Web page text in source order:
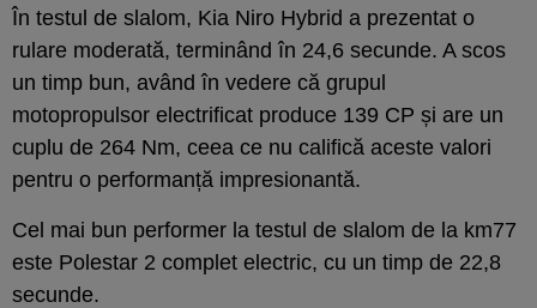
În testul de slalom, Kia Niro Hybrid a prezentat o
rulare moderată, terminând în 24,6 secunde. A scos
un timp bun, având în vedere că grupul
motopropulsor electrificat produce 139 CP și are un
cuplu de 264 Nm, ceea ce nu califică aceste valori
pentru o performanță impresionantă.
Cel mai bun performer la testul de slalom de la km77
este Polestar 2 complet electric, cu un timp de 22,8
secunde.